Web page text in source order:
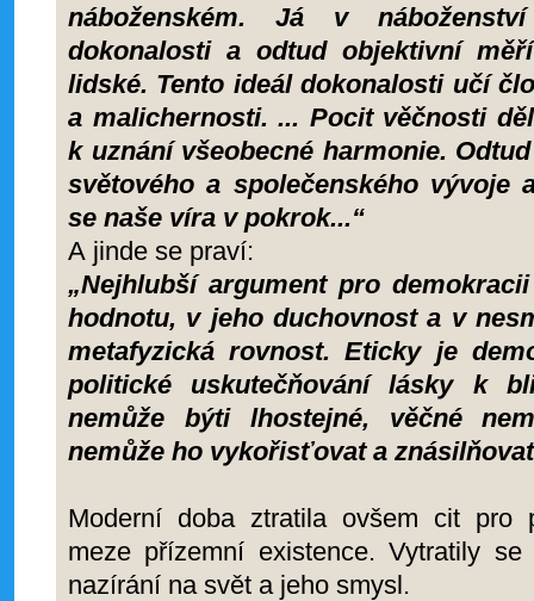
náboženském. Já v
dokonalosti a odtud objektivní
lidské. Tento ideál dokonalosti učí
a malichernosti. ... Pocit věčnosti
k uznání všeobecné harmonie.
světového a společenského vývoje
se naše víra v pokrok...“
A jinde se praví:
„Nejhlubší argument pro
hodnotu, v jeho duchovnost a v
metafyzická rovnost. Eticky je
politické uskutečňování lásky k
nemůže býti lhostejné, věčné
nemůže ho vykořisťovat a
Moderní doba ztratila ovšem cit pro
meze přízemní existence. Vytratily
nazírání na svět a jeho smysl.